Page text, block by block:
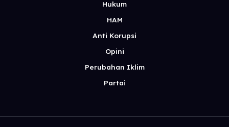
Hukum
HAM
Anti Korupsi
Opini
Perubahan Iklim
Partai